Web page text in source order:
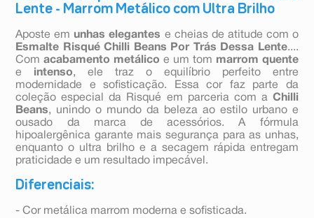
Lente - Marrom Metálico com Ultra Brilho
Aposte em unhas elegantes e cheias de atitude com o
Esmalte Risqué Chilli Beans Por Trás Dessa Lente....
Comacabamento metálico e um tom marrom quente
e intenso, ele traz o equilíbrio perfeito entre
modernidade e sofisticação. Essa cor faz parte da
coleção especial da Risqué em parceria com a Chilli
Beans, unindo o mundo da beleza ao estilo urbano e
ousado da marca de acessórios. A fórmula
hipoalergênica garante mais segurança para as unhas,
enquanto o ultra brilho e a secagem rápida entregam
praticidade e um resultado impecável.
Diferenciais:
- Cor metálica marrom moderna e sofisticada.